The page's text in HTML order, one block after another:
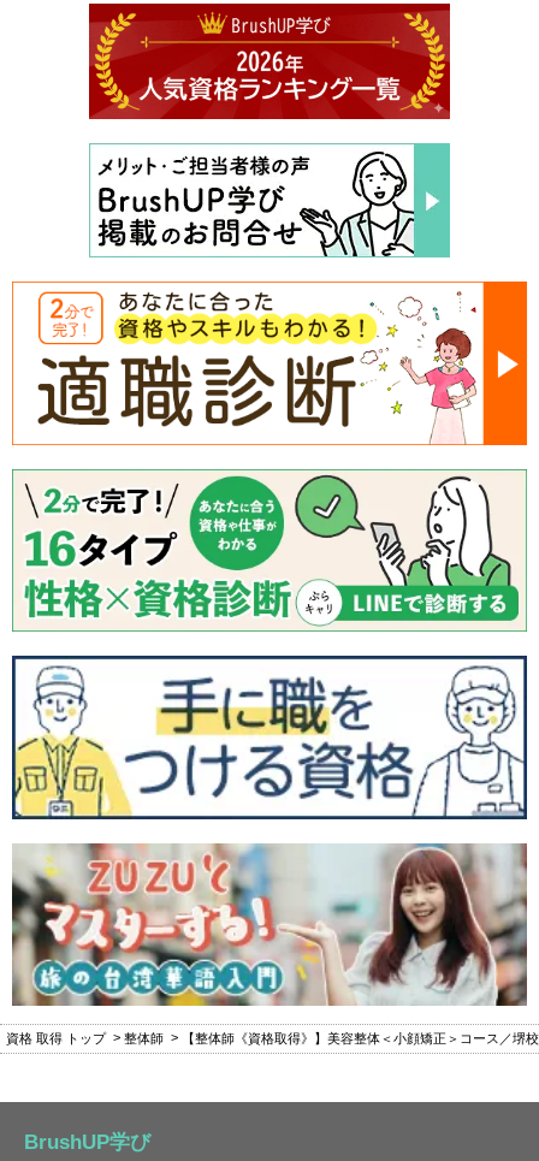
資格 取得 トップ 整体師 【整体師《資格取得》】美容整体＜小顔矯正＞コース／堺校
BrushUP学び